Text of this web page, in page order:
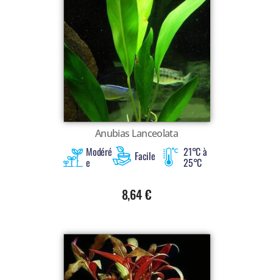
Anubias Lanceolata
Modéré
e Facile 21°C à
25°C
8,64€